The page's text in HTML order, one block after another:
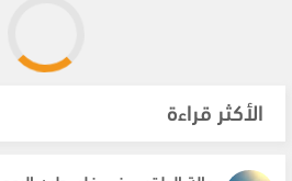
الأكثر قراءة